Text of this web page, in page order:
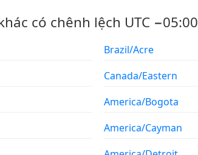
có chênh lệch UTC −05:00
Brazil/Acre
Canada/Eastern
America/Bogota
America/Cayman